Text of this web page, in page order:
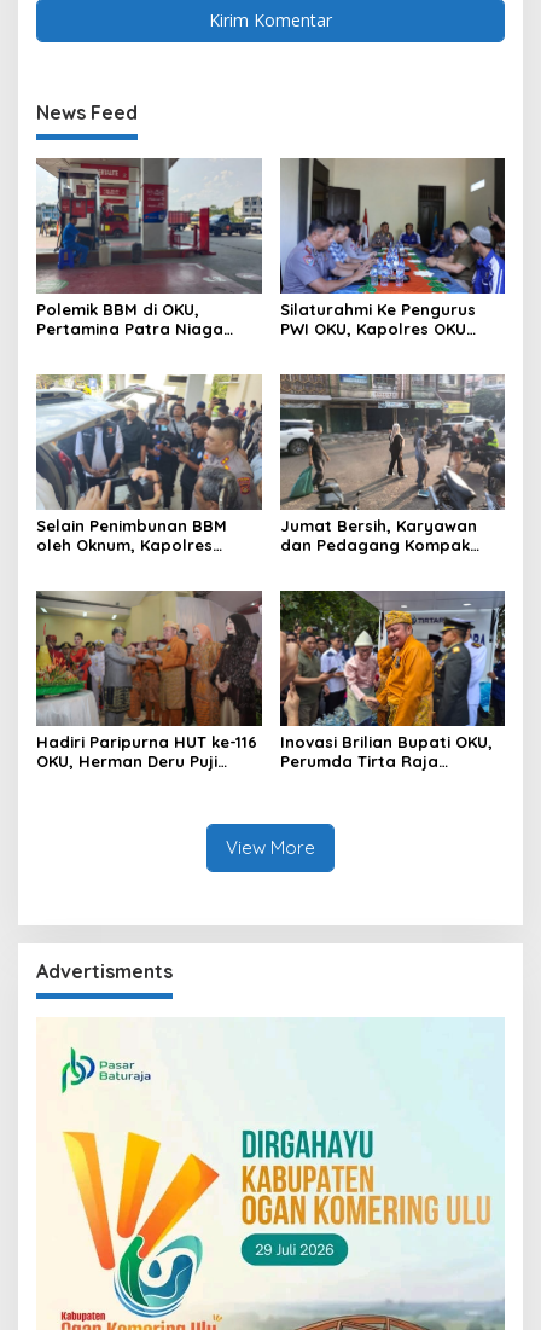
News Feed
Polemik BBM di OKU,
Pertamina Patra Niaga
BBM Subsidi dan Perkuat
Pengawasan di Kabupaten
Ogan Komering Ulu
Silaturahmi Ke Pengurus
PWI OKU, Kapolres OKU
Selain Penimbunan BBM
oleh Oknum, Kapolres
Niaga Bungkam
Jumat Bersih, Karyawan
dan Pedagang Kompak
Hadiri Paripurna HUT ke-116
OKU, Herman Deru Puji
Inovasi Brilian Bupati OKU,
Perumda Tirta Raja
View More
Advertisments